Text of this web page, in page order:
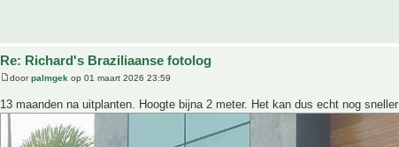
Re: Richard's Braziliaanse fotolog
doorpalmgek op 01 maart 2026 23:59
13 maanden na uitplanten. Hoogte bijna 2 meter. Het kan dus echt nog sneller